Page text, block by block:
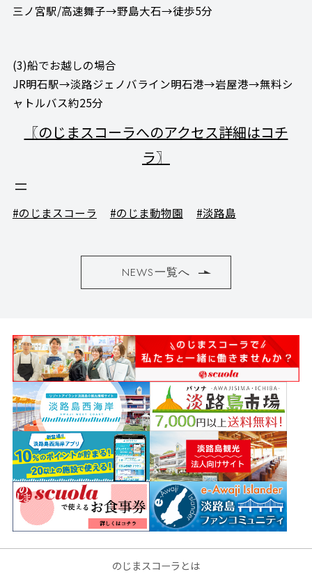
三ノ宮駅/高速舞子→野島大石→徒歩5分
(3)船でお越しの場合
JR明石駅→淡路ジェノバライン明石港→岩屋港→無料シ
ャトルバス約25分
〖のじまスコーラへのアクセス詳細はコチ
ラ〗
#のじまスコーラ #のじま動物園 #淡路島
NEWS一覧へ
のじまスコーラとは